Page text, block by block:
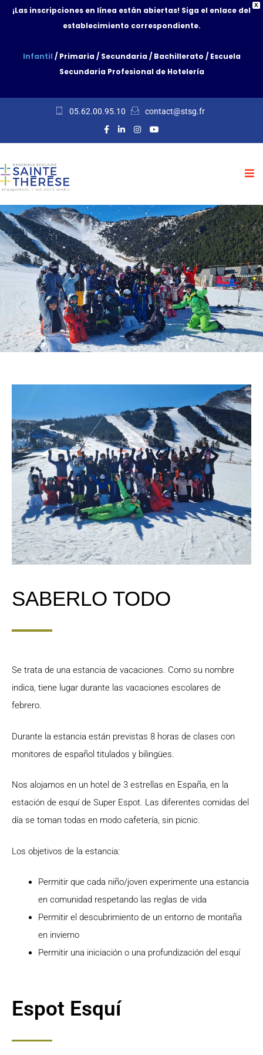
X
¡Las inscripciones en línea están abiertas! Siga el enlace del
establecimiento correspondiente.
Infantil / Primaria/ Secundaria/ Bachillerato / Escuela
Secundaria Profesional de Hotelería
05.62.00.95.10 contact@stsg.fr
SABERLO TODO
Se trata de una estancia de vacaciones. Como su nombre
indica, tiene lugar durante las vacaciones escolares de
febrero.
Durante la estancia están previstas 8 horas de clases con
monitores de español titulados y bilingües.
Nos alojamos en un hotel de 3 estrellas en España, en la
estación de esquí de Super Espot. Las diferentes comidas del
día se toman todas en modo cafetería, sin picnic.
Los objetivos de la estancia:
Permitir que cada niño/joven experimente una estancia
en comunidad respetando las reglas de vida
Permitir el descubrimiento de un entorno de montaña
en invierno
Permitir una iniciación o una profundización del esquí
Espot Esquí